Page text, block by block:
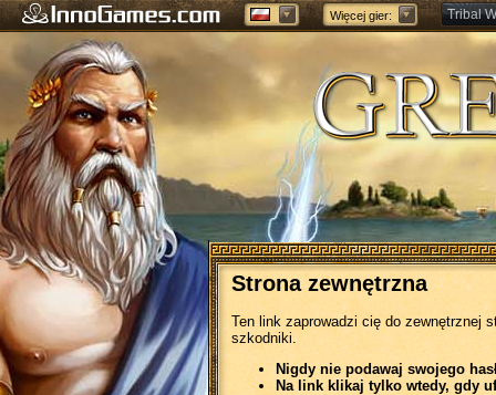
Więcej gier: Tribal
Forge
Strona zewnętrzna
Ten link zaprowadzi cię do zewnętrznej
szkodniki.
Nigdy nie podawaj swojego
Na link klikaj tylko wtedy, gdy